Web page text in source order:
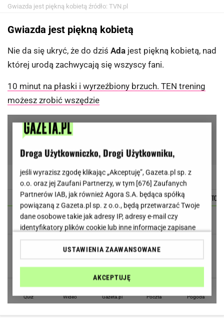
Gwiazda jest piękną kobietą źródło: TVN.pl
Gwiazda jest piękną kobietą
Nie da się ukryć, że do dziś Ada jest piękną kobietą, nad
której urodą zachwycają się wszyscy fani.
10 minut na płaski i wyrzeźbiony brzuch. TEN trening
możesz zrobić wszędzie